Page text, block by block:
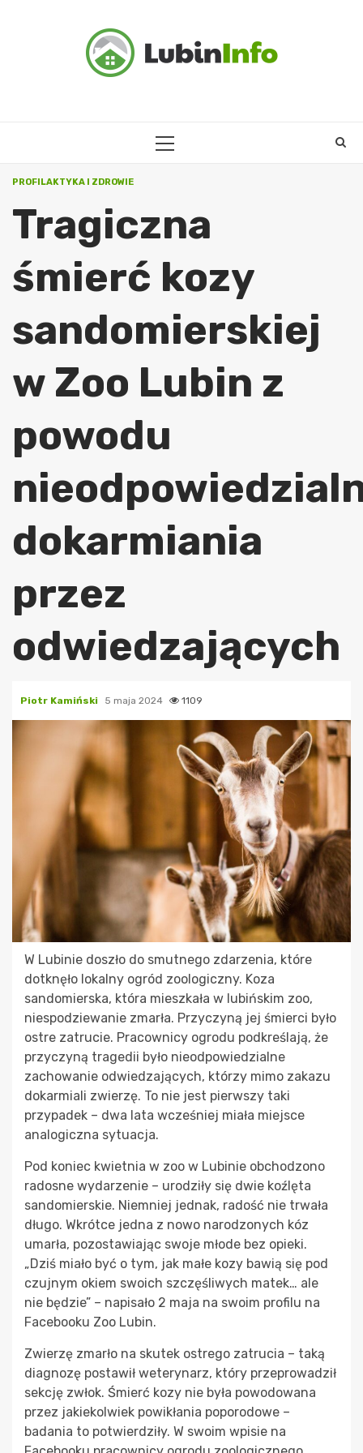
PRIMARY
PROFILAKTYKA I ZDROWIE
Tragiczna
śmierć kozy
sandomierskiej
w Zoo Lubin z
powodu
dokarmiania
przez
odwiedzających
Piotr Kamiński 5 maja 2024 1109
W Lubinie doszło do smutnego zdarzenia, które
dotknęło lokalny ogród zoologiczny. Koza
sandomierska, która mieszkała w lubińskim zoo,
niespodziewanie zmarła. Przyczyną jej śmierci było
ostre zatrucie. Pracownicy ogrodu podkreślają, że
przyczyną tragedii było nieodpowiedzialne
zachowanie odwiedzających, którzy mimo zakazu
dokarmiali zwierzę. To nie jest pierwszy taki
przypadek – dwa lata wcześniej miała miejsce
analogiczna sytuacja.
Pod koniec kwietnia w zoo w Lubinie obchodzono
radosne wydarzenie – urodziły się dwie koźlęta
sandomierskie. Niemniej jednak, radość nie trwała
długo. Wkrótce jedna z nowo narodzonych kóz
umarła, pozostawiając swoje młode bez opieki.
„Dziś miało być o tym, jak małe kozy bawią się pod
czujnym okiem swoich szczęśliwych matek… ale
nie będzie” – napisało 2 maja na swoim profilu na
Facebooku Zoo Lubin.
Zwierzę zmarło na skutek ostrego zatrucia – taką
diagnozę postawił weterynarz, który przeprowadził
sekcję zwłok. Śmierć kozy nie była powodowana
przez jakiekolwiek powikłania poporodowe –
badania to potwierdziły. W swoim wpisie na